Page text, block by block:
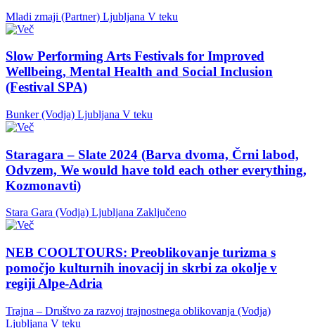
Mladi zmaji (Partner) Ljubljana V teku
Slow Performing Arts Festivals for Improved
Wellbeing, Mental Health and Social Inclusion
(Festival SPA)
Bunker (Vodja) Ljubljana V teku
Staragara – Slate 2024 (Barva dvoma, Črni labod,
Odvzem, We would have told each other everything,
Kozmonavti)
Stara Gara (Vodja) Ljubljana Zaključeno
NEB COOLTOURS: Preoblikovanje turizma s
pomočjo kulturnih inovacij in skrbi za okolje v
regiji Alpe-Adria
Trajna – Društvo za razvoj trajnostnega oblikovanja (Vodja)
Ljubljana V teku